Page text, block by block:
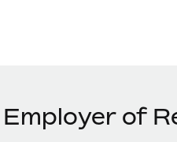
Employer of